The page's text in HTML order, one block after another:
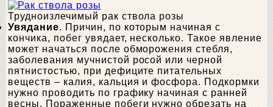
Трудноизлечимый рак ствола розы
Увядание. Причин, по которым начиная с
кончика, побег увядает, несколько. Такое явление
может начаться после обморожения стебля,
заболевания мучнистой росой или черной
пятнистостью, при дефиците питательных
веществ – калия, кальция и фосфора. Подкормки
нужно проводить по графику начиная с ранней
весны. Пораженные побеги нужно обрезать на